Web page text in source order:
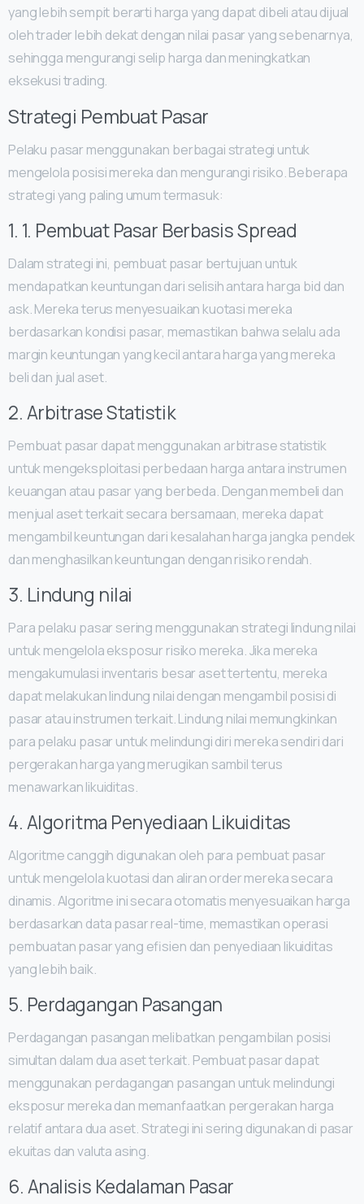
yang lebih sempit berarti harga yang dapat dibeli atau dijual
oleh trader lebih dekat dengan nilai pasar yang sebenarnya,
sehingga mengurangi selip harga dan meningkatkan
eksekusi trading.
Strategi Pembuat Pasar
Pelaku pasar menggunakan berbagai strategi untuk
mengelola posisi mereka dan mengurangi risiko. Beberapa
strategi yang paling umum termasuk:
1. 1. Pembuat Pasar Berbasis Spread
Dalam strategi ini, pembuat pasar bertujuan untuk
mendapatkan keuntungan dari selisih antara harga bid dan
ask. Mereka terus menyesuaikan kuotasi mereka
berdasarkan kondisi pasar, memastikan bahwa selalu ada
margin keuntungan yang kecil antara harga yang mereka
beli dan jual aset.
2. Arbitrase Statistik
Pembuat pasar dapat menggunakan arbitrase statistik
untuk mengeksploitasi perbedaan harga antara instrumen
keuangan atau pasar yang berbeda. Dengan membeli dan
menjual aset terkait secara bersamaan, mereka dapat
mengambil keuntungan dari kesalahan harga jangka pendek
dan menghasilkan keuntungan dengan risiko rendah.
3. Lindung nilai
Para pelaku pasar sering menggunakan strategi lindung nilai
untuk mengelola eksposur risiko mereka. Jika mereka
mengakumulasi inventaris besar aset tertentu, mereka
dapat melakukan lindung nilai dengan mengambil posisi di
pasar atau instrumen terkait. Lindung nilai memungkinkan
para pelaku pasar untuk melindungi diri mereka sendiri dari
pergerakan harga yang merugikan sambil terus
menawarkan likuiditas.
4. Algoritma Penyediaan Likuiditas
Algoritme canggih digunakan oleh para pembuat pasar
untuk mengelola kuotasi dan aliran order mereka secara
dinamis. Algoritme ini secara otomatis menyesuaikan harga
berdasarkan data pasar real-time, memastikan operasi
pembuatan pasar yang efisien dan penyediaan likuiditas
yang lebih baik.
5. Perdagangan Pasangan
Perdagangan pasangan melibatkan pengambilan posisi
simultan dalam dua aset terkait. Pembuat pasar dapat
menggunakan perdagangan pasangan untuk melindungi
eksposur mereka dan memanfaatkan pergerakan harga
relatif antara dua aset. Strategi ini sering digunakan di pasar
ekuitas dan valuta asing.
6. Analisis Kedalaman Pasar